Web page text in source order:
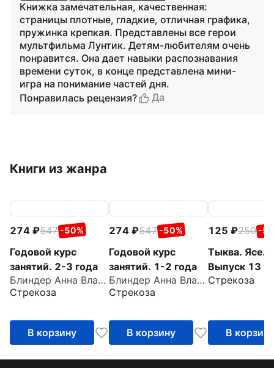
Книжка замечательная, качественная:
страницы плотные, гладкие, отличная графика,
пружинка крепкая. Представлены все герои
мультфильма Лунтик. Детям-любителям очень
понравится. Она дает навыки распознавания
времени суток, в конце представлена мини-
игра на понимание частей дня.
Понравилась рецензия?
Да
Книги из жанра
274 547 -50%
Годовой курс
занятий. 2-3 года
Блиндер Анна Владимировна
Стрекоза
В корзину
274 547 -50%
Годовой курс
занятий. 1-2 года
Блиндер Анна Владимировна
Стрекоза
В корзину
125 250 -
Тыква.
Выпуск 13
Стрекоза
В корзину